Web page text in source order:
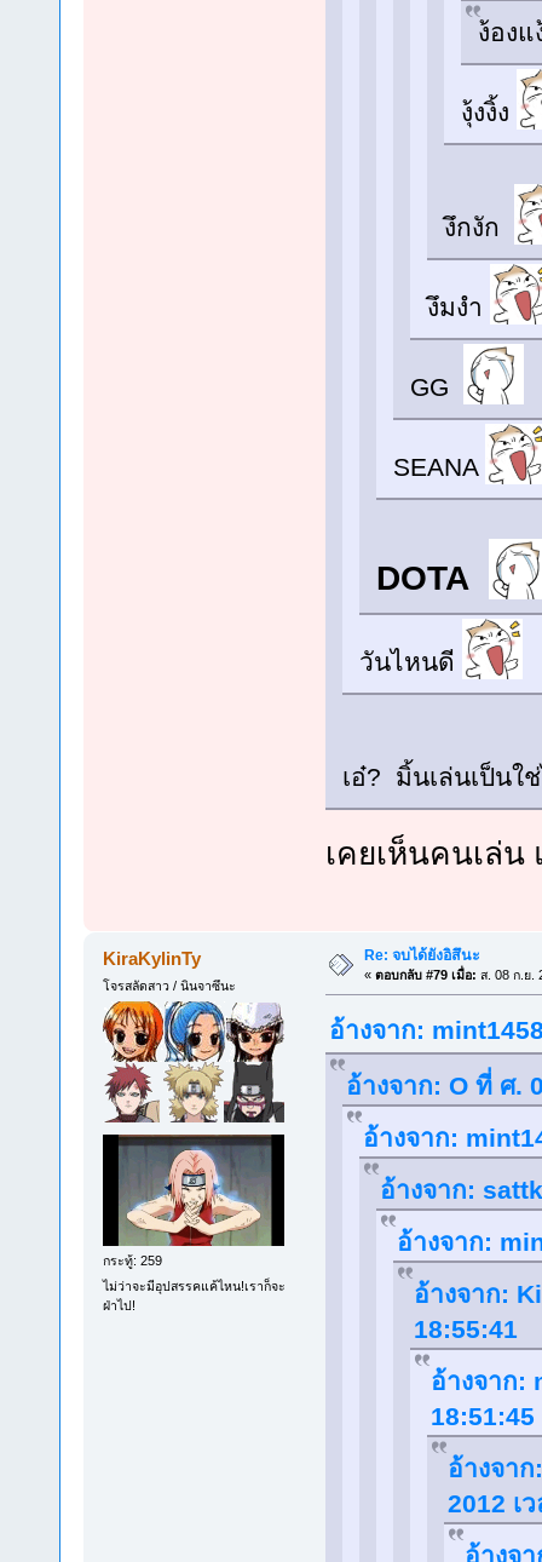
ง้องแ
งุ้งงิ้ง
งึกงัก
งึมงำ
GG
SEANA
DOTA
วันไหนดี
เอ๋? มิ้นเล่นเป็นใ
เคยเห็นคนเล่น
KiraKylinTy
โจรสลัดสาว / นินจาซึนะ
กระทู้: 259
ไม่ว่าจะมีอุปสรรคแค้ไหน!เราก็จะ
ฝ่าไป!
Re: จบได้ยังอิสึนะ
« ตอบกลับ #79 เมื่อ: ส. 08 ก.ย.
อ้างจาก:
อ้างจาก: O ที่ ศ.
อ้างจาก:
อ้างจาก:
อ้างจาก:
อ้างจาก:
18:55:41
อ้างจาก:
18:51:45
อ้างจา
2012 เ
อ้างจ